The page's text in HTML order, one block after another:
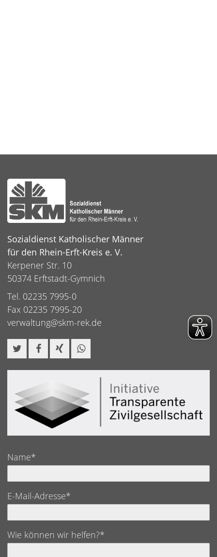
Sozialdienst Katholischer Männer
für den Rhein-Erft-Kreis e. V.
Kerpener Str. 10
50374 Erftstadt-Gymnich
Tel. 02235 7995-0
Fax 02235 7995-20
verwaltung@skm-rek.de
Name*
E-Mail-Adresse*
Wie können wir helfen?*